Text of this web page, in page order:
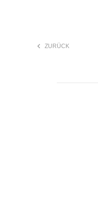
keyboard_arrow_left ZURÜCK